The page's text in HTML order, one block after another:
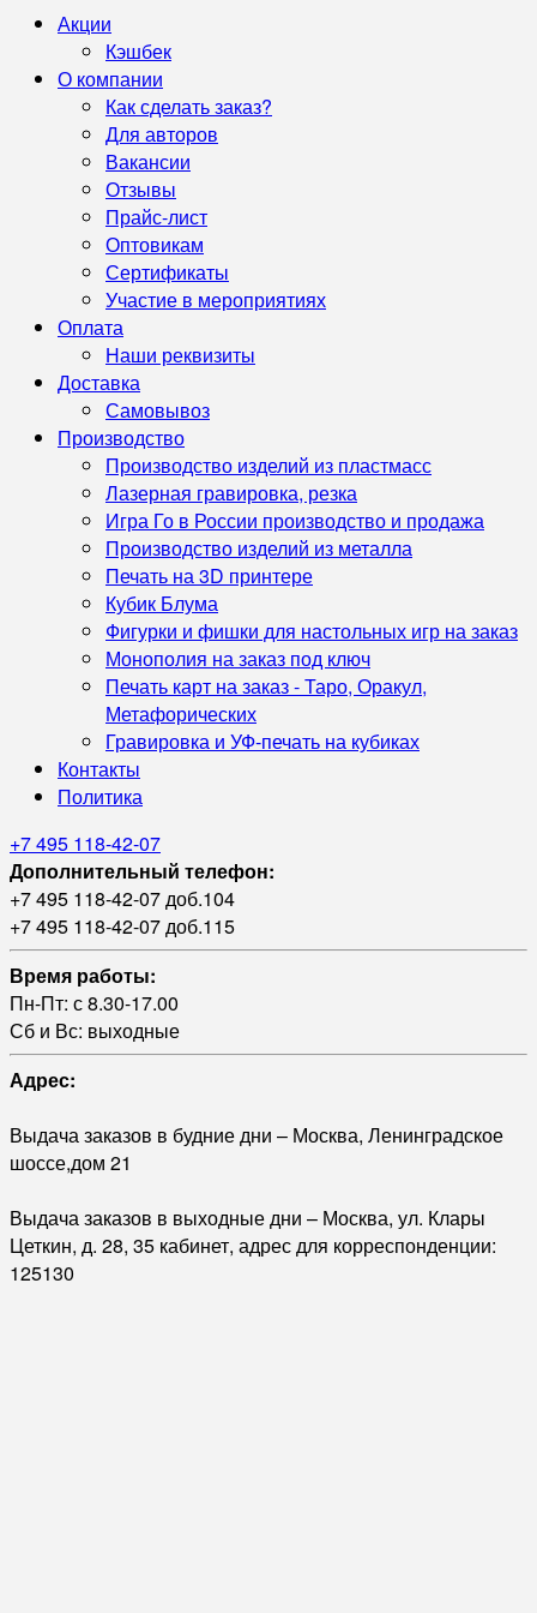
Акции
Кэшбек
О компании
Как сделать заказ?
Для авторов
Вакансии
Отзывы
Прайс-лист
Оптовикам
Сертификаты
Участие в мероприятиях
Оплата
Наши реквизиты
Доставка
Самовывоз
Производство
Производство изделий из пластмасс
Лазерная гравировка, резка
Игра Го в России производство и продажа
Производство изделий из металла
Печать на 3D принтере
Кубик Блума
Фигурки и фишки для настольных игр на заказ
Монополия на заказ под ключ
Печать карт на заказ - Таро, Оракул,
Метафорических
Гравировка и УФ‑печать на кубиках
Контакты
Политика
+7 495 118-42-07
Дополнительный телефон:
+7 495 118-42-07 доб.104
+7 495 118-42-07 доб.115
Время работы:
Пн-Пт: с 8.30-17.00
Сб и Вс: выходные
Адрес:
Выдача заказов в будние дни – Москва, Ленинградское
шоссе,дом 21
Выдача заказов в выходные дни – Москва, ул. Клары
Цеткин, д. 28, 35 кабинет, адрес для корреспонденции:
125130